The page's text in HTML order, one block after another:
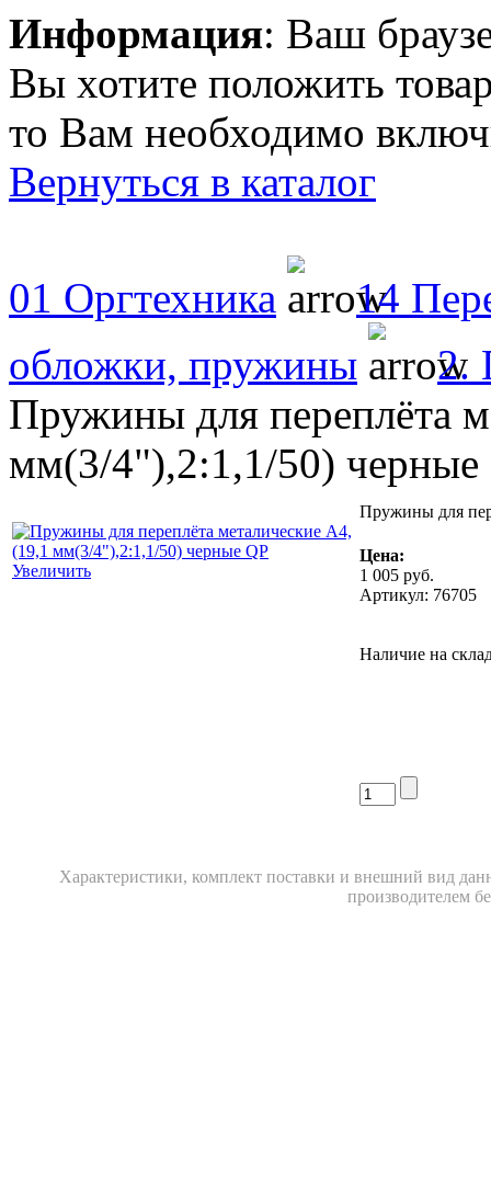
Информация: Ваш
Вы хотите положить
то Вам необходимо
Вернуться в каталог
01 Оргтехника
14
обложки, пружины
2.
Пружины для переплёта
мм(3/4"),2:1,1/50) черные
Увеличить
Пружины для
Цена:
1 005 руб.
Артикул: 76705
Наличие на
Xарактеристики, комплект поставки и внешний вид
производителем